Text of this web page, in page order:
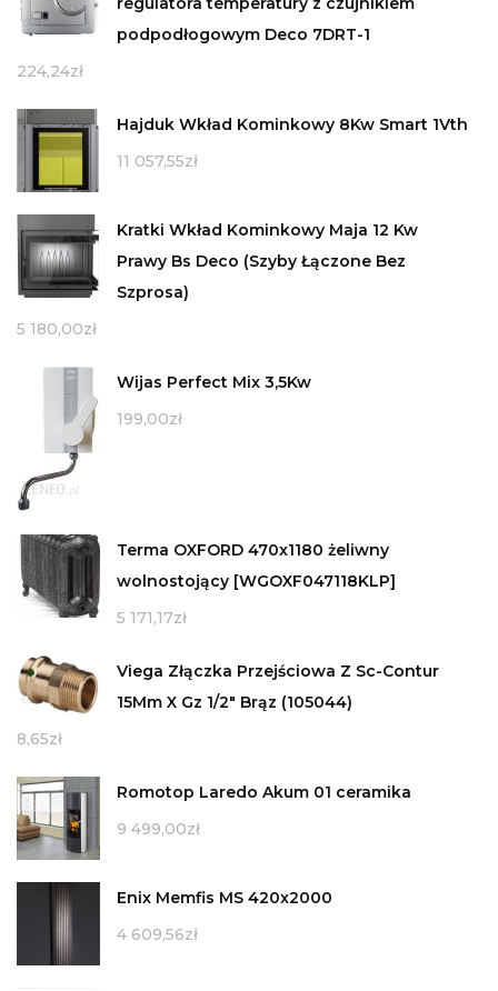
podpodłogowym Deco 7DRT-1
224,24zł
Hajduk Wkład Kominkowy 8Kw Smart 1Vth
11 057,55zł
Kratki Wkład Kominkowy Maja 12 Kw
Prawy Bs Deco (Szyby Łączone Bez
Szprosa)
5 180,00zł
Wijas Perfect Mix 3,5Kw
199,00zł
Terma OXFORD 470x1180 żeliwny
wolnostojący [WGOXF047118KLP]
5 171,17zł
Viega Złączka Przejściowa Z Sc-Contur
15Mm X Gz 1/2" Brąz (105044)
8,65zł
Romotop Laredo Akum 01 ceramika
9 499,00zł
Enix Memfis MS 420x2000
4 609,56zł